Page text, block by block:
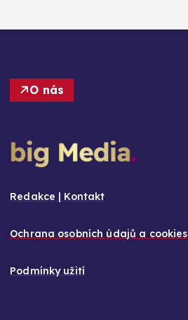
O nás
Redakce | Kontakt
Ochrana osobních údajů a cookies
Podmínky užití